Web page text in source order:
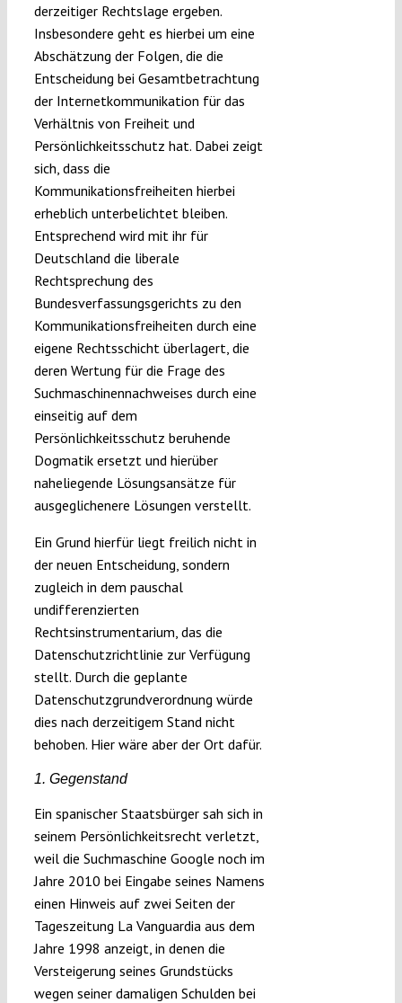
derzeitiger Rechtslage ergeben.
Insbesondere geht es hierbei um eine
Abschätzung der Folgen, die die
Entscheidung bei Gesamtbetrachtung
der Internetkommunikation für das
Verhältnis von Freiheit und
Persönlichkeitsschutz hat. Dabei zeigt
sich, dass die
Kommunikationsfreiheiten hierbei
erheblich unterbelichtet bleiben.
Entsprechend wird mit ihr für
Deutschland die liberale
Rechtsprechung des
Bundesverfassungsgerichts zu den
Kommunikationsfreiheiten durch eine
eigene Rechtsschicht überlagert, die
deren Wertung für die Frage des
Suchmaschinennachweises durch eine
einseitig auf dem
Persönlichkeitsschutz beruhende
Dogmatik ersetzt und hierüber
naheliegende Lösungsansätze für
ausgeglichenere Lösungen verstellt.
Ein Grund hierfür liegt freilich nicht in
der neuen Entscheidung, sondern
zugleich in dem pauschal
undifferenzierten
Rechtsinstrumentarium, das die
Datenschutzrichtlinie zur Verfügung
stellt. Durch die geplante
Datenschutzgrundverordnung würde
dies nach derzeitigem Stand nicht
behoben. Hier wäre aber der Ort dafür.
1. Gegenstand
Ein spanischer Staatsbürger sah sich in
seinem Persönlichkeitsrecht verletzt,
weil die Suchmaschine Google noch im
Jahre 2010 bei Eingabe seines Namens
einen Hinweis auf zwei Seiten der
Tageszeitung La Vanguardia aus dem
Jahre 1998 anzeigt, in denen die
Versteigerung seines Grundstücks
wegen seiner damaligen Schulden bei